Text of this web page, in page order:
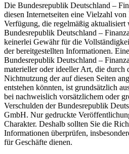
Die Bundesrepublik Deutschland –
diesen Internetseiten eine Vielzahl
Verfügung, die regelmäßig aktualisiert
Bundesrepublik Deutschland –
keinerlei Gewähr für die
der bereitgestellten Informationen.
Bundesrepublik Deutschland –
materieller oder ideeller Art, die durch
Nichtnutzung der auf diesen Seiten
entstehen könnten, ist grundsätzlich
bei nachweislich vorsätzlichem oder
Verschulden der Bundesrepublik
GmbH. Nur gedruckte
Charakter. Deshalb sollten Sie die
Informationen überprüfen,
für Geschäfte dienen.